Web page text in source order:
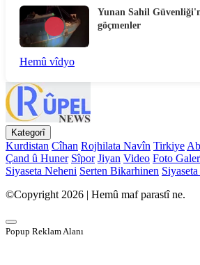
Yunan Sahil
göçmenler
Hemû vîdyo
Kategorî
Kurdistan Cîhan Rojhilata Navîn Tirkiye
Çand û Huner Sîpor Jiyan Video Foto
Siyaseta Neheni Serten Bikarhinen
©Copyright 2026 | Hemû maf parastî ne.
Popup Reklam Alanı